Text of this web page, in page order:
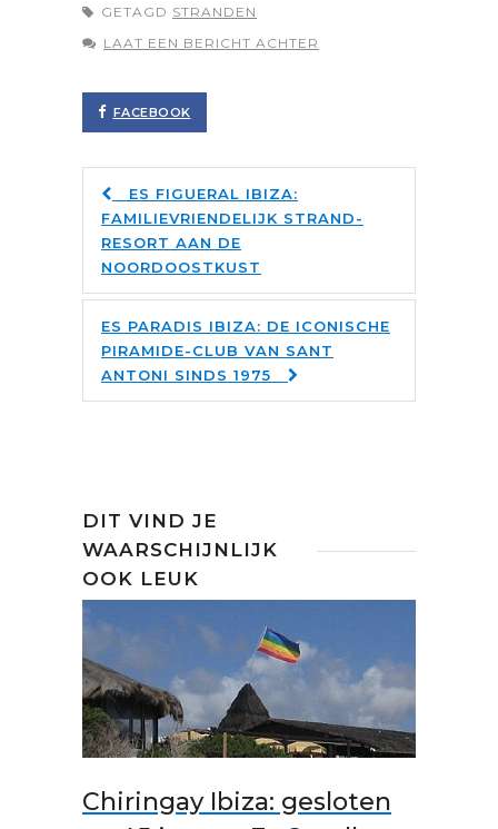
GETAGD STRANDEN
LAAT EEN BERICHT ACHTER
FACEBOOK
ES FIGUERAL IBIZA:
FAMILIEVRIENDELIJK STRAND-
RESORT AAN DE
NOORDOOSTKUST
ES PARADIS IBIZA: DE ICONISCHE
PIRAMIDE-CLUB VAN SANT
ANTONI SINDS 1975
DIT VIND JE
WAARSCHIJNLIJK
OOK LEUK
Chiringay Ibiza: gesloten